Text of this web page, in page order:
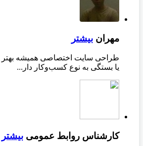
مهران بیشتر
طراحی سایت اختصاصی همیشه بهتر
یا بستگی به نوع کسب‌وکار دار...
کارشناس روابط عمومی بیشتر